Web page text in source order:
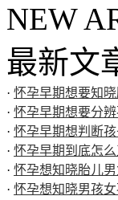
NEW
最新文
· 怀孕早期想要知
· 怀孕早期想要分
· 怀孕早期想判断
· 怀孕早期到底怎
· 怀孕想知晓胎儿
· 怀孕想知晓男孩